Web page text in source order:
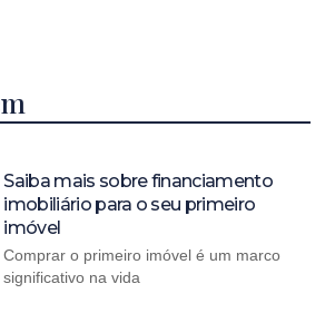
Saiba mais sobre financiamento
imobiliário para o seu primeiro
imóvel
Comprar o primeiro imóvel é um marco
significativo na vida